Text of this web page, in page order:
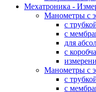
Мехатроника -
Манометры с
с
с
для
с
Манометры с
с
с